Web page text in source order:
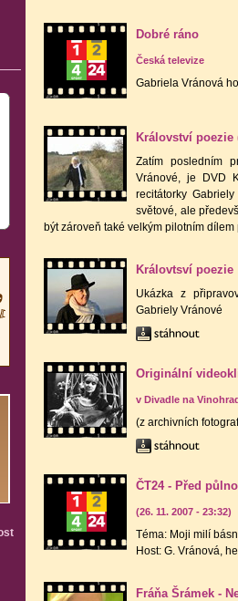
Dobré ráno
Česká televize
Gabriela Vránová
Království poezie
Zatím posledním
Vránové, je DVD
recitátorky
světové, ale
být zároveň také velkým pilotním
Královtsví poezie
Ukázka z
Gabriely Vránové
Originální
v Divadle na
(z archivních
ČT24 - Před
(26. 11. 2007 - 23:32)
Téma: Moji milí
Host: G. Vránová,
Fráňa Šrámek -